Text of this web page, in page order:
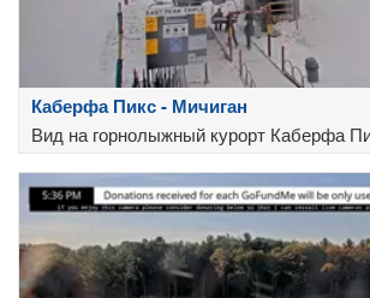
Каберфа Пикс - Мичиган
Вид на горнолыжный курорт Каберфа